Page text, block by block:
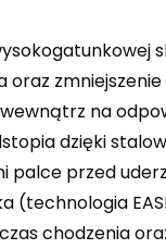
oraz
na
dzięki
palce przed
(technologia
chodzenia